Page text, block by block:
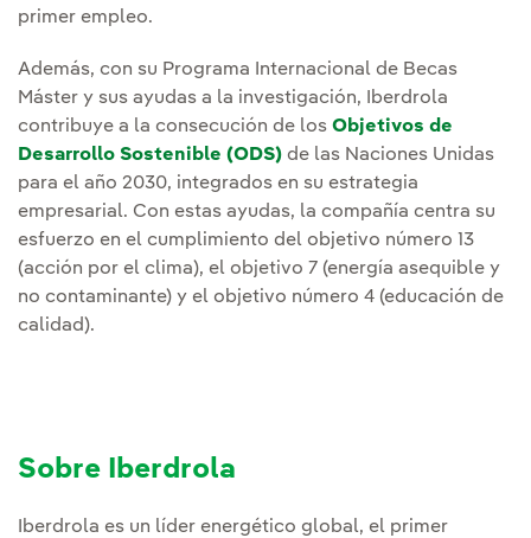
primer empleo.
Además, con su Programa Internacional de Becas
Máster y sus ayudas a la investigación, Iberdrola
contribuye a la consecución de los Objetivos de
Desarrollo Sostenible (ODS) de las Naciones Unidas
para el año 2030, integrados en su estrategia
empresarial. Con estas ayudas, la compañía centra su
esfuerzo en el cumplimiento del objetivo número 13
(acción por el clima), el objetivo 7 (energía asequible y
no contaminante) y el objetivo número 4 (educación de
calidad).
Sobre Iberdrola
Iberdrola es un líder energético global, el primer